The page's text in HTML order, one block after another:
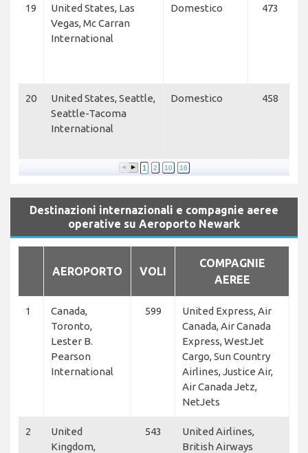
19
United States, Las
Vegas, Mc Carran
International
Domestico 473
20
United States, Seattle,
Seattle-Tacoma
International
Domestico 458
1 2 10 16
Destinazioni internazionali e compagnie aeree
operative su Aeroporto Newark
AEROPORTO VOLI
COMPAGNIE
AEREE
1
Canada,
Toronto,
Lester B.
Pearson
International
599
United Express, Air
Canada, Air Canada
Express, WestJet
Cargo, Sun Country
Airlines, Justice Air,
Air Canada Jetz,
NetJets
2
United
Kingdom,
543
United Airlines,
British Airways